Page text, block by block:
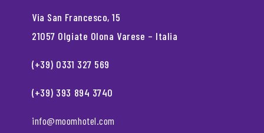
Via San Francesco, 15
21057 Olgiate Olona Varese – Italia
(+39) 0331 327 569
(+39) 393 894 3740
info@moomhotel.com